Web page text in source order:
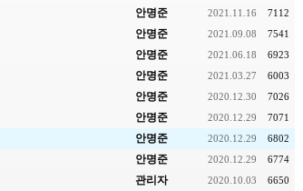
안명준 2021.11.16 7112
안명준 2021.09.08 7541
안명준 2021.06.18 6923
안명준 2021.03.27 6003
안명준 2020.12.30 7026
안명준 2020.12.29 7071
안명준 2020.12.29 6802
안명준 2020.12.29 6774
관리자 2020.10.03 6650